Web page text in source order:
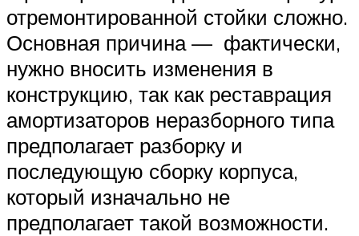
отремонтированной стойки сложно.
Основная причина — фактически,
нужно вносить изменения в
конструкцию, так как реставрация
амортизаторов неразборного типа
предполагает разборку и
последующую сборку корпуса,
который изначально не
предполагает такой возможности.